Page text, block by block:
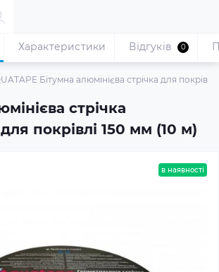
Бітумна алюмінієва стрічка для покрівлі
стрічка
покрівлі 150 мм (10 м)
Характеристики Відгуків 0
в наявності